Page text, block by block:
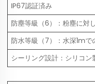
IP67認証済み
防塵等級（6）：粉塵に対
防水等級（7）：水深1mで
シーリング設計：シリコ